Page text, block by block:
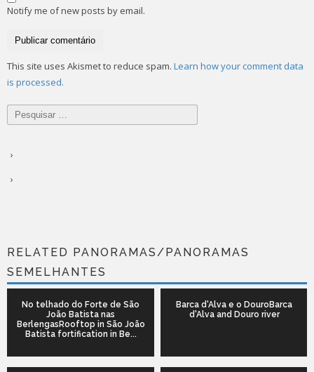
Notify me of new posts by email.
This site uses Akismet to reduce spam. Learn how your comment data
is processed.
Pesquisar
por:
RELATED PANORAMAS/PANORAMAS
SEMELHANTES
No telhado do Forte de São
João Batista nas
BerlengasRooftop in São João
Batista fortification in Be...
Barca d'Alva e o DouroBarca
d'Alva and Douro river